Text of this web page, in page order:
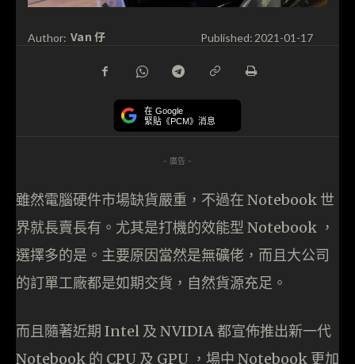
Author: Van 仔 Published: 2021-01-17
在 Google
緊貼《PCM》消息
- 廣告 -
雖然電腦硬件市場缺貨嚴重，不過在 Notebook 世
界就長賣長有。尤其是打機的效能型 Notebook ，
選擇多的是。主要原因當然是無礦佬，而且大公司
的訂單工廠都是如期交貨，自然貨源充足。
而且隨著近期 Intel 及 NVIDIA 都宣佈推出新一代
Notebook 的 CPU 及 GPU ，場中 Notebook 更加